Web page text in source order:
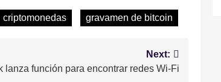
criptomonedas gravamen de bitcoin
Next:
lanza función para encontrar redes Wi-Fi